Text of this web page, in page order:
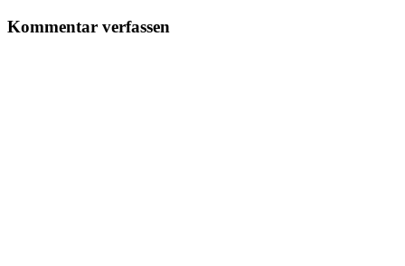
Kommentar verfassen